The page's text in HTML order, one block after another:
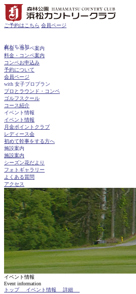
ご予約はこちら 会員ページ
友だち追加
料金・コンペ案内
料金・コンペ案内
コンペお申込み
予約について
会員ページ
with 女子プロプラン
プロとラウンド・コンペ
ゴルフスクール
コース紹介
イベント情報
イベント情報
月金ポイントクラブ
レディース会
初めて幹事をする方へ
施設案内
施設案内
シーズン花だより
フォトギャラリー
よくある質問
アクセス
イベント情報
Event information
トップ
イベント情報 詳細